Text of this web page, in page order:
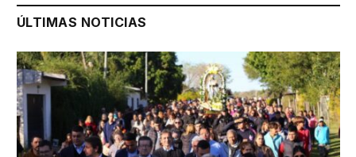
ÚLTIMAS NOTICIAS